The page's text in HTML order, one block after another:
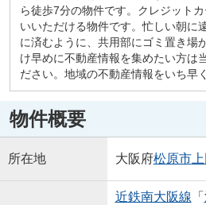
ら徒歩7分の物件です。クレジット
いいただける物件です。忙しい朝に
に済むように、共用部にゴミ置き場
け早めに不動産情報を集めたい方は
ださい。地域の不動産情報をいち早
物件概要
所在地 大阪府松原市上
近鉄南大阪線 「